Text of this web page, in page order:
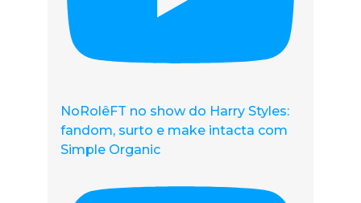
NoRolêFT no show do Harry Styles:
fandom, surto e make intacta com
Simple Organic